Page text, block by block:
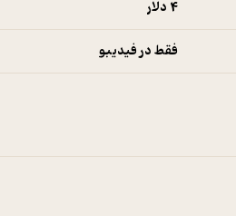
4 دلار
فقط در فیدیبو